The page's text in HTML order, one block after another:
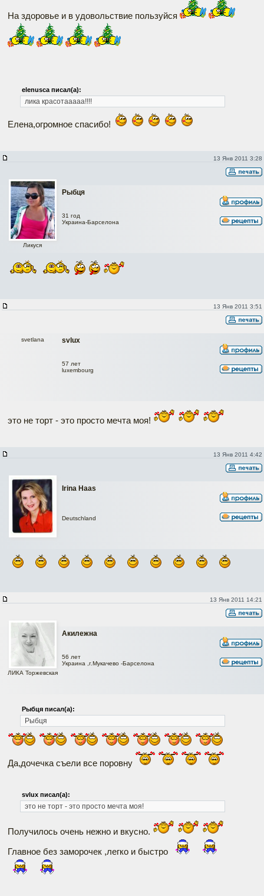
На здоровье и в удовольствие пользуйся
elenusca писал(а):
лика красотааааа!!!!
Елена,огромное спасибо!
13 Янв 2011 3:28
Рыбця
Ликуся
31 год
Украина-Барселона
13 Янв 2011 3:51
svlux
svetlana
57 лет
luxembourg
это не торт - это просто мечта моя!
13 Янв 2011 4:42
Irina Haas
Deutschland
13 Янв 2011 14:21
Акилежна
ЛИКА Торжевская
56 лет
Украина ,г.Мукачево -Барселона
Рыбця писал(а):
Рыбця
Да,дочечка съели все поровну
svlux писал(а):
это не торт - это просто мечта моя!
Получилось очень нежно и вкусно.
Главное без заморочек ,легко и быстро